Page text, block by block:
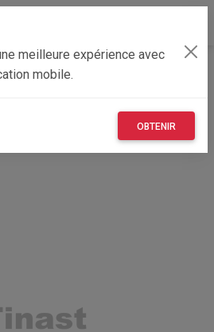
meilleure expérience avec
mobile.
OBTENIR
objets personnels
SAC A DOS ET BANDOUILIERE